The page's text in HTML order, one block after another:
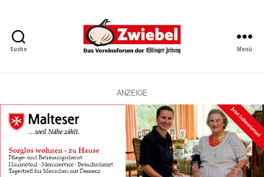
Suche
Vereinsforum
Eßlinger
Zeitung
Menü
ANZEIGE